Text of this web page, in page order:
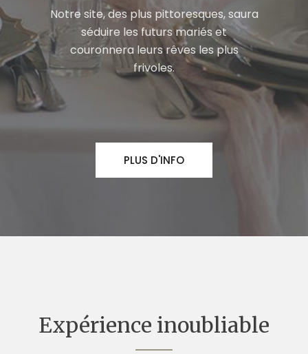
Notre site, des plus pittoresques, saura
séduire les futurs mariés et
couronnera leurs rêves les plus
frivoles.
PLUS D'INFO
Expérience inoubliable